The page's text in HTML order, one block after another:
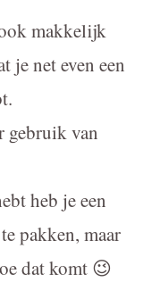
makkelijk
je net even een
gebruik van
heb je een
pakken, maar
dat komt 😉